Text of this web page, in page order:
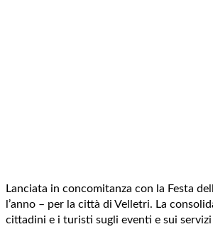
Lanciata in concomitanza con la Festa
l’anno – per la città di Velletri. La
cittadini e i turisti sugli eventi e sui